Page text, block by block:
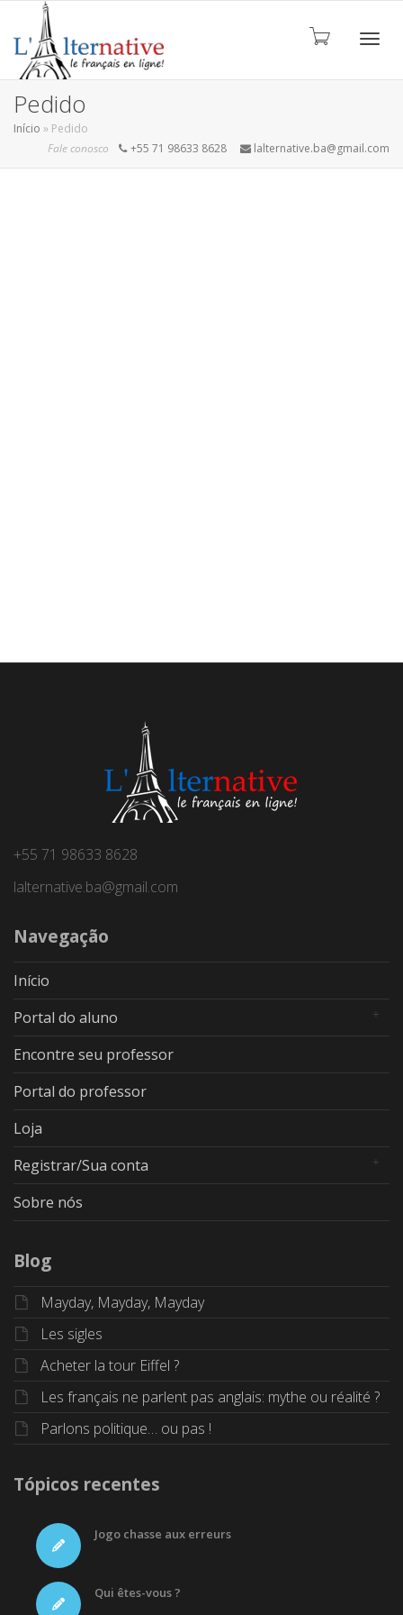
Pedido
Início » Pedido
Fale conosco
+55 71 98633 8628 lalternative.ba@gmail.com
+55 71 98633 8628
lalternative.ba@gmail.com
Navegação
Início
Portal do aluno
Encontre seu professor
Portal do professor
Loja
Registrar/Sua conta
Sobre nós
Blog
Mayday, Mayday, Mayday
Les sigles
Acheter la tour Eiffel ?
Les français ne parlent pas anglais: mythe ou réalité ?
Parlons politique… ou pas !
Tópicos recentes
Jogo chasse aux erreurs
Qui êtes-vous ?